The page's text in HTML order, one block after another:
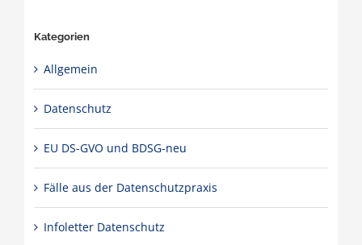
Kategorien
Allgemein
Datenschutz
EU DS-GVO und BDSG-neu
Fälle aus der Datenschutzpraxis
Infoletter Datenschutz